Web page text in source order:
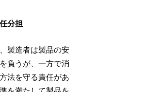
分担
製造者は製品の安
負うが、一方で消
法を守る責任があ